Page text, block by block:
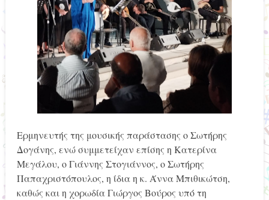
Ερμηνευτής της μουσικής παράστασης ο Σωτήρης
Δογάνης, ενώ συμμετείχαν επίσης η Κατερίνα
Μεγάλου, ο Γιάννης Στογιάννος, ο Σωτήρης
Παπαχριστόπουλος, η ίδια η κ. Άννα Μπιθικώτση,
καθώς και η χορωδία Γιώργος Βούρος υπό τη